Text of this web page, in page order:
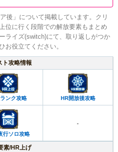
後」について掲載しています。クリ
位に行く段階での解放要素もまとめ
ライズ(switch)にて、取り返しがつか
お役立てください。
ト攻略情報
ランク攻略 HR開放後攻略
行ソロ攻略
-
素/HR上げ